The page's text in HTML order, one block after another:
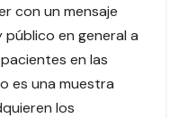
con un mensaje
en general a
en las
es una muestra
los